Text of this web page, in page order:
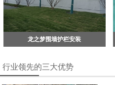
龙之梦围墙护栏安装
行业领先的三大优势